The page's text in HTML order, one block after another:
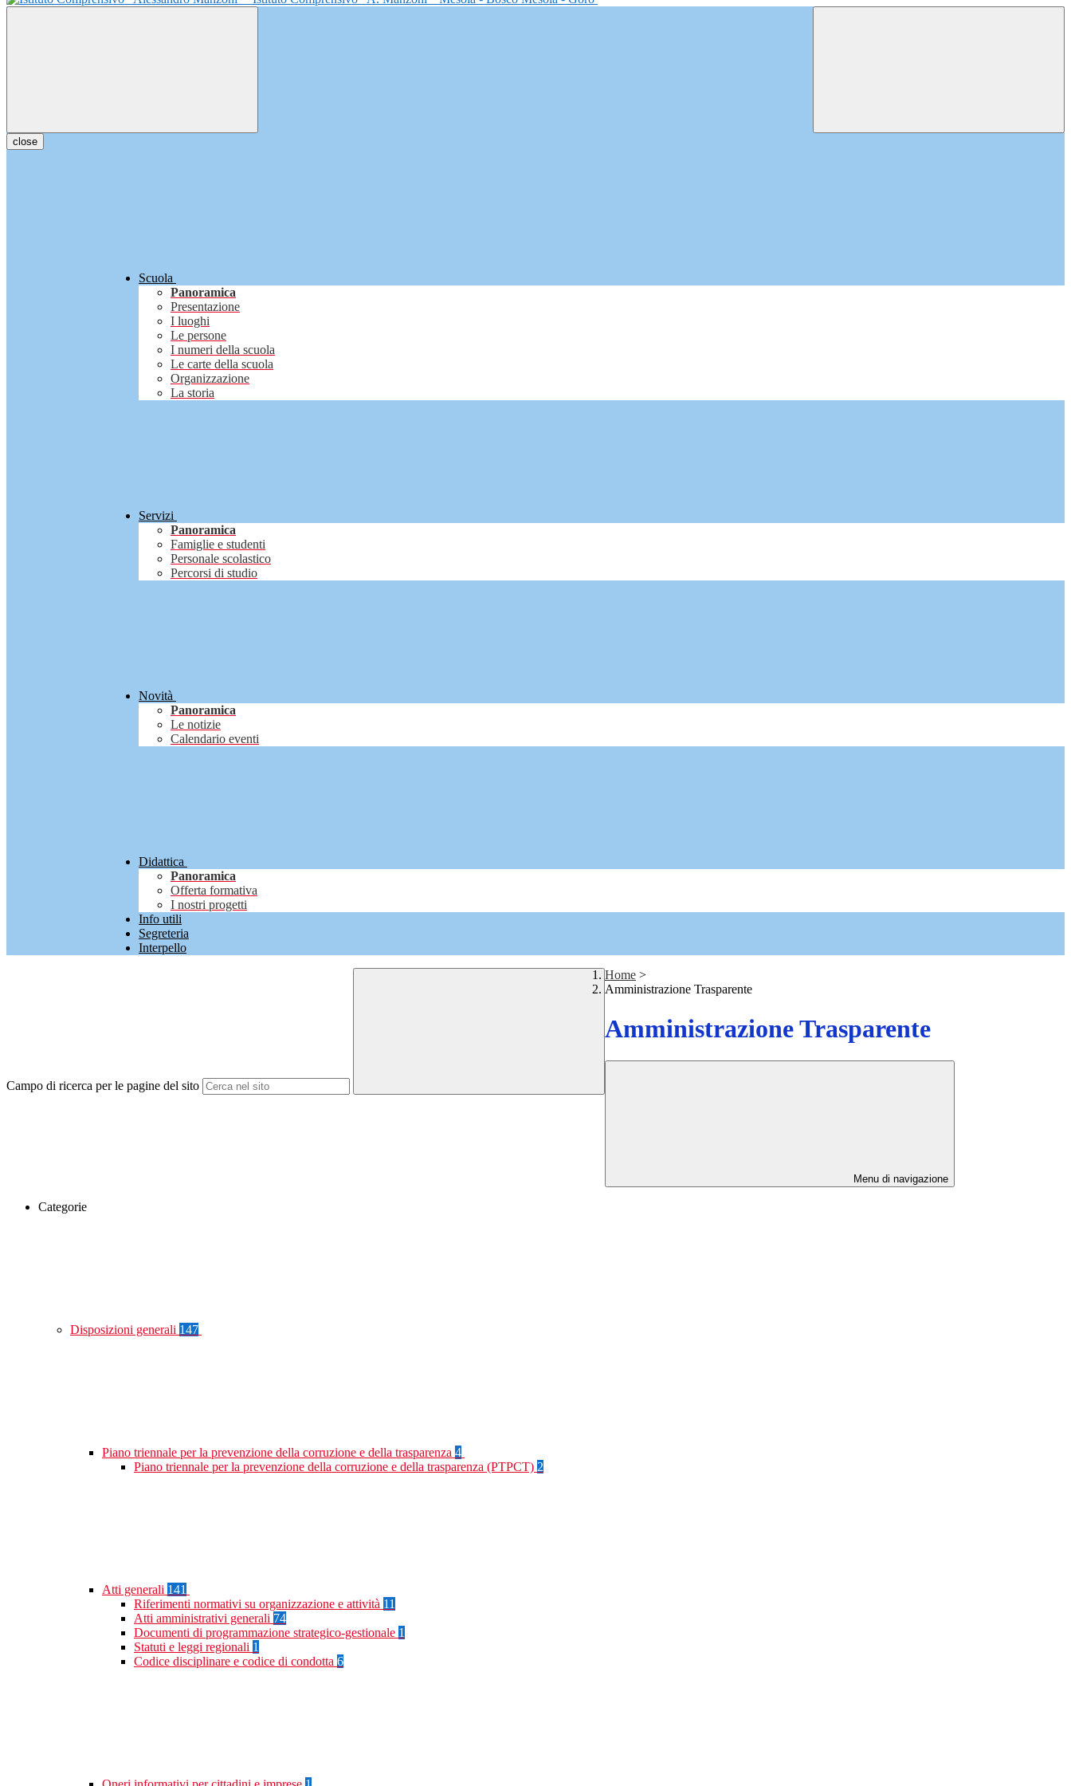
close
Scuola
Panoramica
Presentazione
I luoghi
Le persone
I numeri della scuola
Le carte della scuola
Organizzazione
La storia
Servizi
Panoramica
Famiglie e studenti
Personale scolastico
Percorsi di studio
Novità
Panoramica
Le notizie
Calendario eventi
Didattica
Panoramica
Offerta formativa
I nostri progetti
Info utili
Segreteria
Interpello
Campo di ricerca per le pagine del sito
Home >
Amministrazione Trasparente
Amministrazione Trasparente
Menu di navigazione
Categorie
Disposizioni generali 147
Piano triennale per la prevenzione della corruzione e della trasparenza 4
Piano triennale per la prevenzione della corruzione e della trasparenza (PTPCT) 2
Atti generali 141
Riferimenti normativi su organizzazione e attività 11
Atti amministrativi generali 74
Documenti di programmazione strategico-gestionale 1
Statuti e leggi regionali 1
Codice disciplinare e codice di condotta 6